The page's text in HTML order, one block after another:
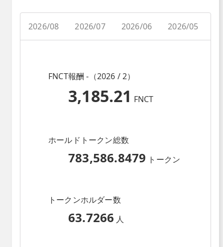
2026/08 2026/07 2026/06 2026/05
FNCT報酬 -（2026 / 2）
3,185.21 FNCT
ホールドトークン総数
783,586.8479 トークン
トークンホルダー数
63.7266 人